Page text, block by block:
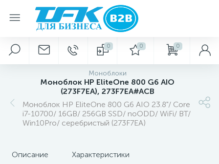
0 0 0
Моноблоки
Моноблок HP EliteOne 800 G6 AIO
(273F7EA), 273F7EA#ACB
Моноблок HP EliteOne 800 G6 AIO 23.8"/ Core
i7-10700/ 16GB/ 256GB SSD/ noODD/ WiFi/ BT/
Win10Pro/ серебристый (273F7EA)
Описание Характеристики